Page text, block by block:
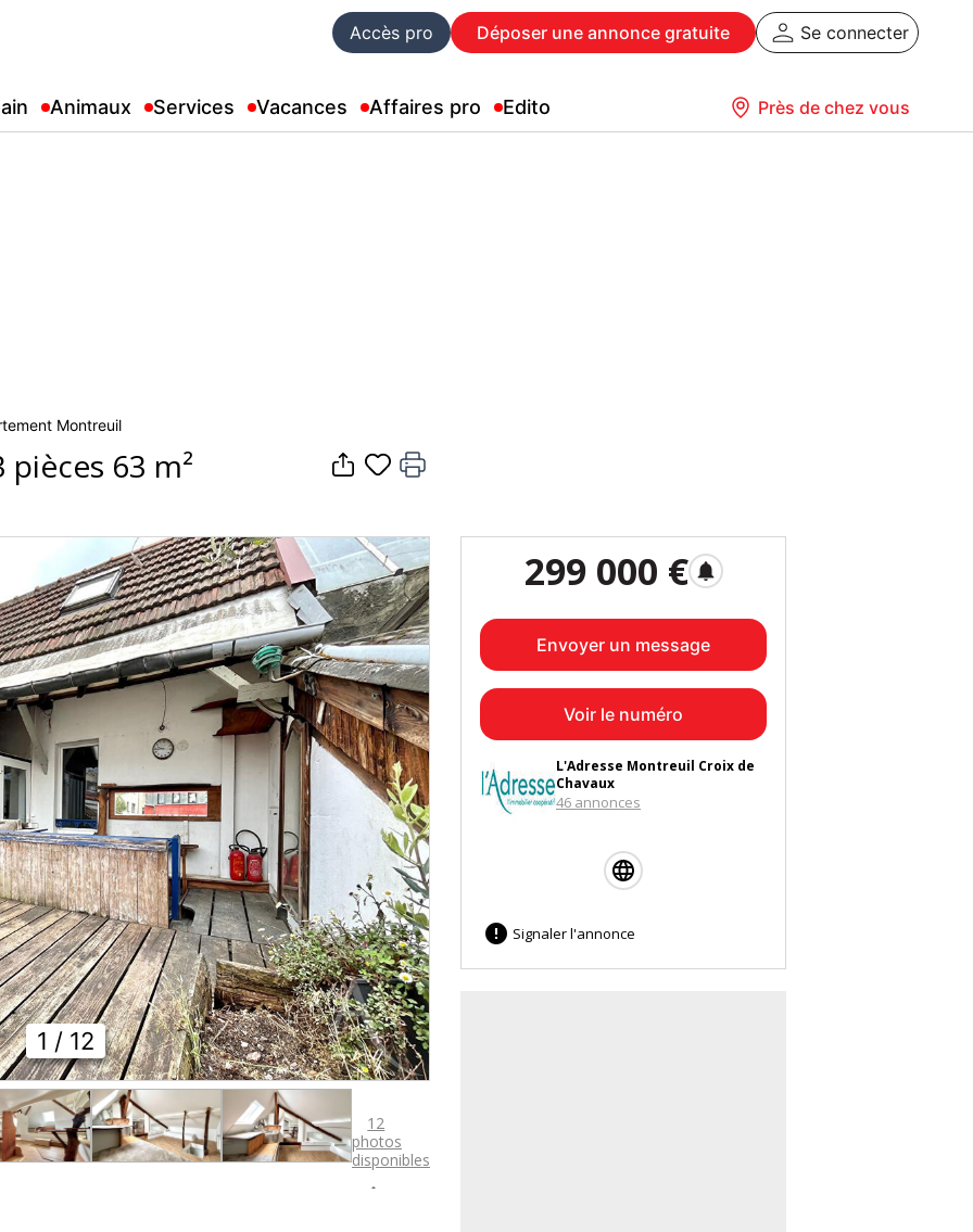
Accès pro Déposer une annonce gratuite Se connecter
Animaux Services Vacances Affaires pro Edito Près de chez vous
Montreuil
63 m²
1 / 12
12
photos
disponibles

299 000 € notifications
Envoyer un message
Voir le numéro
L'Adresse Montreuil Croix de
Chavaux
46 annonces
 Signaler l'annonce